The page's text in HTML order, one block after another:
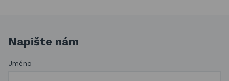
Napište nám
Jméno